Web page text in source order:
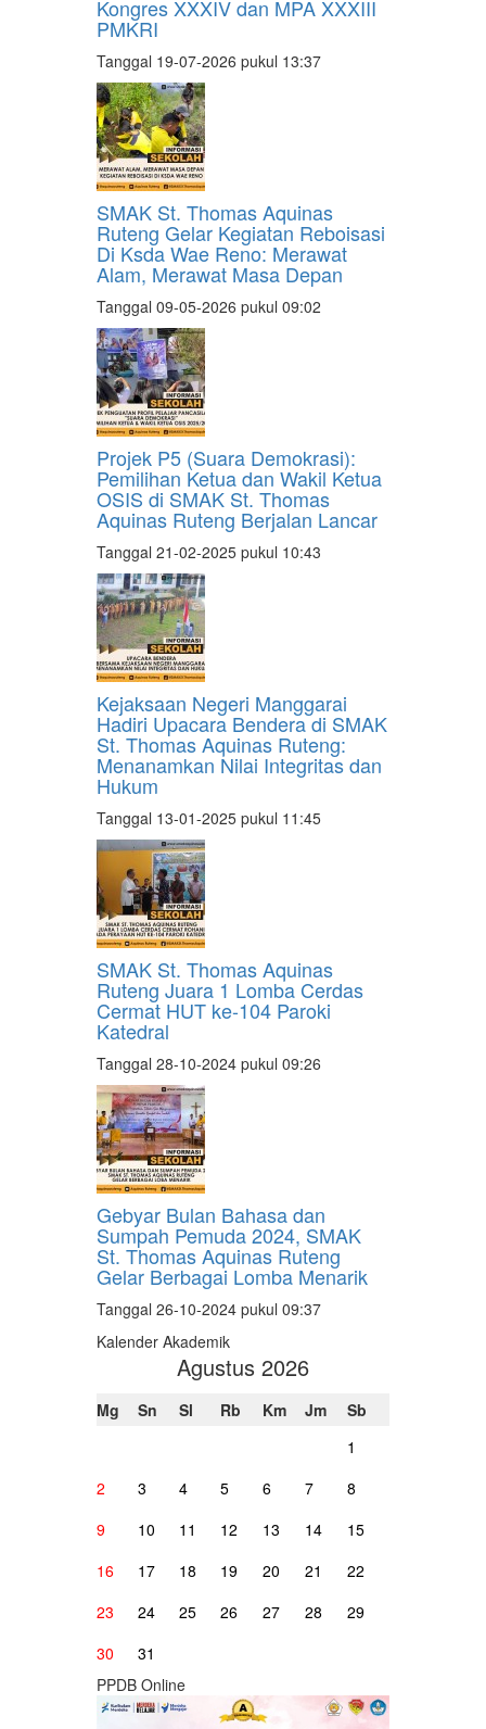
Kongres XXXIV dan MPA XXXIII
PMKRI
Tanggal 19-07-2026 pukul 13:37
SMAK St. Thomas Aquinas
Ruteng Gelar Kegiatan Reboisasi
Di Ksda Wae Reno: Merawat
Alam, Merawat Masa Depan
Tanggal 09-05-2026 pukul 09:02
Projek P5 (Suara Demokrasi):
Pemilihan Ketua dan Wakil Ketua
OSIS di SMAK St. Thomas
Aquinas Ruteng Berjalan Lancar
Tanggal 21-02-2025 pukul 10:43
Kejaksaan Negeri Manggarai
Hadiri Upacara Bendera di SMAK
St. Thomas Aquinas Ruteng:
Menanamkan Nilai Integritas dan
Hukum
Tanggal 13-01-2025 pukul 11:45
SMAK St. Thomas Aquinas
Ruteng Juara 1 Lomba Cerdas
Cermat HUT ke-104 Paroki
Katedral
Tanggal 28-10-2024 pukul 09:26
Gebyar Bulan Bahasa dan
Sumpah Pemuda 2024, SMAK
St. Thomas Aquinas Ruteng
Gelar Berbagai Lomba Menarik
Tanggal 26-10-2024 pukul 09:37
Kalender Akademik
Agustus 2026
Mg Sn Sl Rb Km Jm
Sb
1
2
3 4 5 6 7
8
9
10 11 12 13 14
15
16
17 18 19 20 21
22
23
24 25 26 27 28
29
30
31
PPDB Online